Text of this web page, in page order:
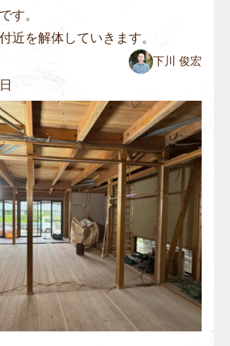
す。
近を解体していきます。
下川 俊宏